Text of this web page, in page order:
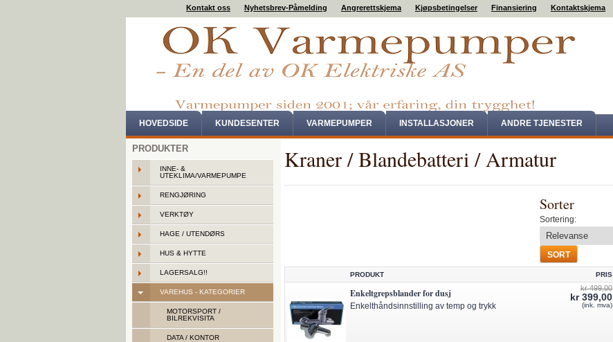
Kontakt oss Nyhetsbrev-Påmelding Angrerettskjema Kjøpsbetingelser Finansiering Kontaktskjema
HOVEDSIDE KUNDESENTER VARMEPUMPER INSTALLASJONER ANDRE TJENESTER
PRODUKTER
INNE- &
UTEKLIMA/VARMEPUMPE
RENGJØRING
VERKTØY
HAGE / UTENDØRS
HUS & HYTTE
LAGERSALG!!
VAREHUS - KATEGORIER
MOTORSPORT /
BILREKVISITA
DATA / KONTOR
Kraner / Blandebatteri / Armatur
Sorter
Sortering:
PRODUKT PRIS
Enkeltgrepsblander for dusj
Enkelthåndsinnstilling av temp og trykk
kr 499,00
kr 399,00
(ink. mva)